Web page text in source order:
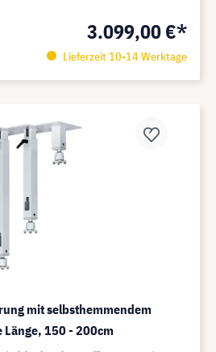
3.099,00 €*
Lieferzeit 10-14 Werktage
mit selbsthemmendem
150 - 200cm